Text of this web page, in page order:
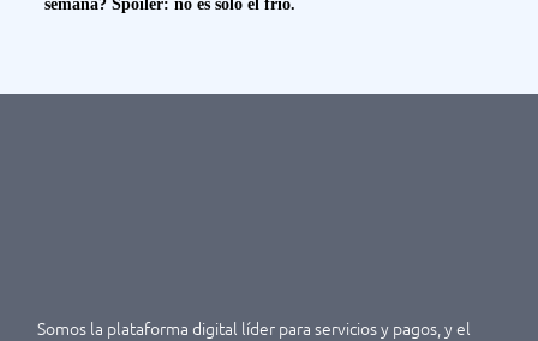
semana? Spoiler: no es solo el frío.
Somos la plataforma digital líder para servicios y pagos, y el